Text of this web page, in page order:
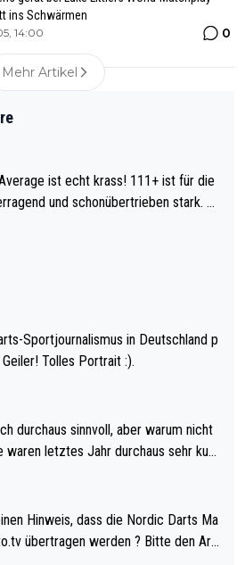
ins Schwärmen
14:00 0
Mehr Artikel
echt krass! 111+ ist für die
und schonübertrieben stark. U
Sportjournalismus in Deutschland p
Tolles Portrait :).
durchaus sinnvoll, aber warum nicht
qualifi
Qualifikation des Weltmei
übertragen werden ? Bitte den Arti